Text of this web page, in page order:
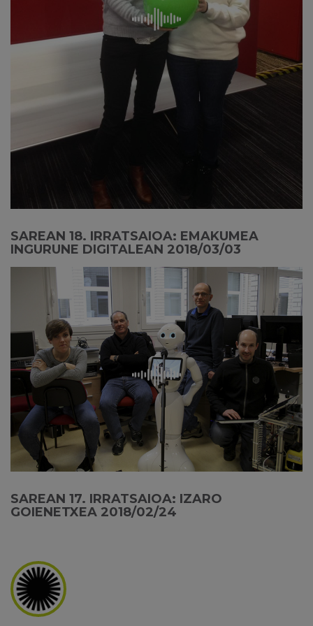
SAREAN 18. IRRATSAIOA: EMAKUMEA
INGURUNE DIGITALEAN 2018/03/03
SAREAN 17. IRRATSAIOA: IZARO
GOIENETXEA 2018/02/24